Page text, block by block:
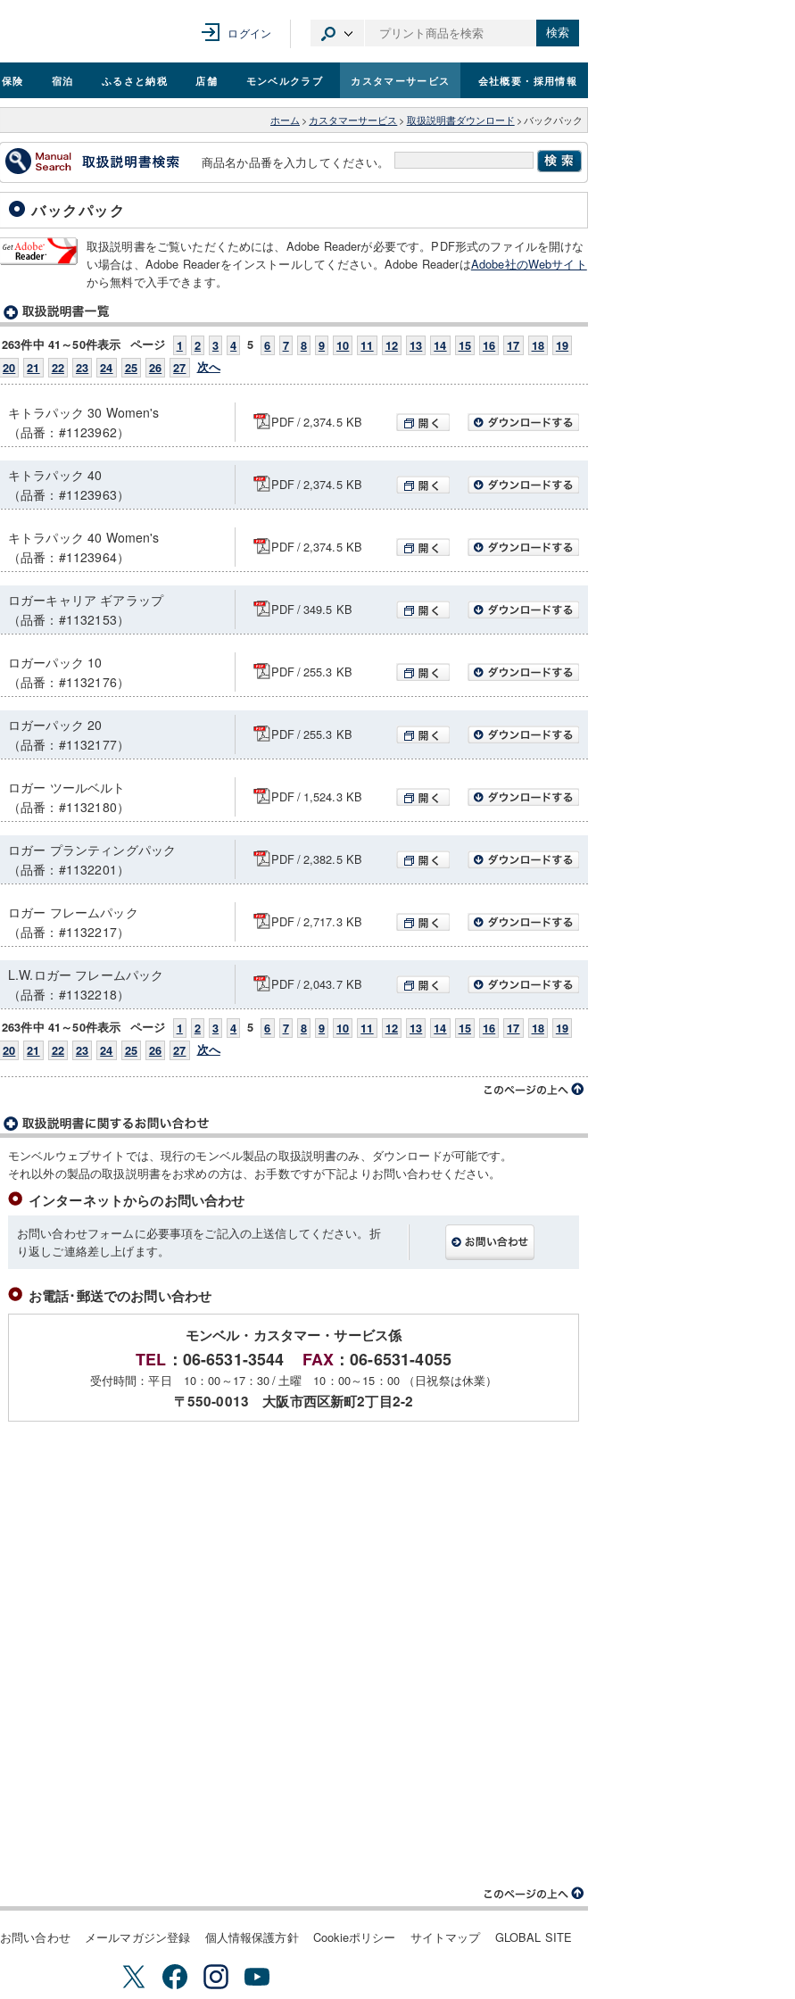
ログイン 検索
保険 宿泊 ふるさと納税 店舗 モンベルクラブ カスタマーサービス 会社概要 ・採用情報
ホーム > カスタマーサービス > 取扱説明書ダウンロード > バックパック
商品名か品番を入力してください。
バックパック
取扱説明書をご覧いただくためには、Adobe Readerが必要です。PDF形式のファイルを開けな
い場合は、Adobe Readerをインストールしてください。Adobe ReaderはAdobe社のWebサイト
から無料で入手できます。
263件中 41～50件表示 ページ 1 2 3 4 5 6 7 8 9 10 11 12 13 14 15 16 17 18
19
20
21 22 23 24 25 26 27 次へ
キトラパック 30 Women's
（品番：#1123962）
PDF/2,374.5 KB
キトラパック 40
（品番：#1123963）
PDF/2,374.5 KB
キトラパック 40 Women's
（品番：#1123964）
PDF/2,374.5 KB
ロガーキャリア ギアラップ
（品番：#1132153）
PDF/349.5 KB
ロガーパック 10
（品番：#1132176）
PDF/255.3 KB
ロガーパック 20
（品番：#1132177）
PDF/255.3 KB
ロガー ツールベルト
（品番：#1132180）
PDF/ 1,524.3 KB
ロガー プランティングパック
（品番：#1132201）
PDF/2,382.5 KB
ロガー フレームパック
（品番：#1132217）
PDF/2,717.3 KB
L.W.ロガー フレームパック
（品番：#1132218）
PDF/2,043.7 KB
263件中 41～50件表示 ページ 1 2 3 4 5 6 7 8 9 10 11 12 13 14 15 16 17 18
19
20
21 22 23 24 25 26 27 次へ
モンベルウェブサイトでは、現行のモンベル製品の取扱説明書のみ、ダウンロードが可能です。
それ以外の製品の取扱説明書をお求めの方は、お手数ですが下記よりお問い合わせください。
インターネットからのお問い合わせ
お問い合わせフォームに必要事項をご記入の上送信してください。折
り返しご連絡差し上げます。
お電話･郵送でのお問い合わせ
モンベル・カスタマー・サービス係
TEL ：06-6531-3544 FAX：06-6531-4055
受付時間：平日 10：00～17：30/土曜 10：00～15：00 （日祝祭は休業）
〒550-0013 大阪市西区新町2丁目2-2
お問い合わせ メールマガジン登録 個人情報保護方針 Cookieポリシー サイトマップ GLOBAL SITE